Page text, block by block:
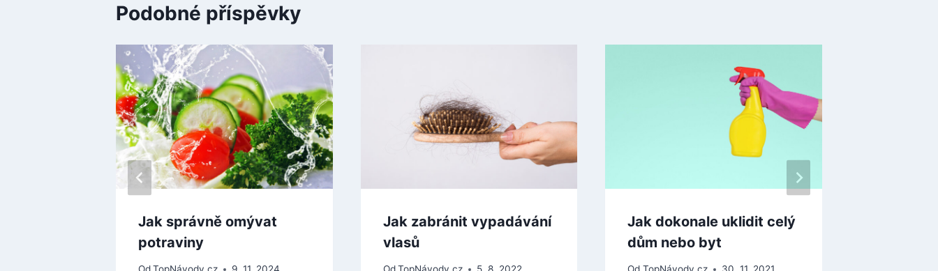
Podobné příspěvky
Jak správně omývat
potraviny
Jak zabránit vypadávání
vlasů
Jak dokonale uklidit celý
dům nebo byt